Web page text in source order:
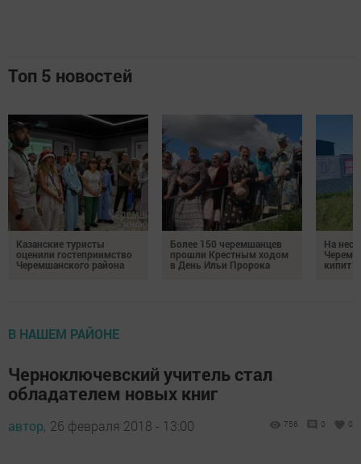
Топ 5 новостей
Казанские туристы
оценили гостеприимство
Черемшанского района
Более 150 черемшанцев
прошли Крестным ходом
в День Ильи Пророка
На
кипит
В НАШЕМ РАЙОНЕ
Черноключевский учитель стал
обладателем новых книг
автор, 26 февраля 2018 - 13:00 756 0 0